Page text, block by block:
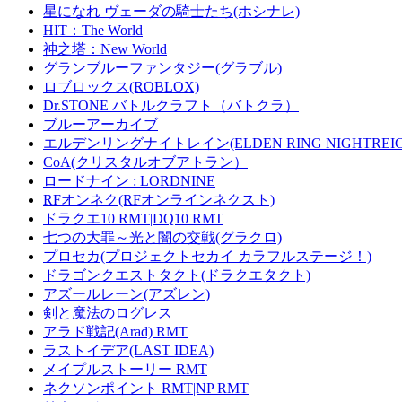
星になれ ヴェーダの騎士たち(ホシナレ)
HIT：The World
神之塔：New World
グランブルーファンタジー(グラブル)
ロブロックス(ROBLOX)
Dr.STONE バトルクラフト（バトクラ）
ブルーアーカイブ
エルデンリングナイトレイン(ELDEN RING
CoA(クリスタルオブアトラン）
ロードナイン : LORDNINE
RFオンネク(RFオンラインネクスト)
ドラクエ10 RMT|DQ10 RMT
七つの大罪～光と闇の交戦(グラクロ)
プロセカ(プロジェクトセカイ カラフルステージ！)
ドラゴンクエストタクト(ドラクエタクト)
アズールレーン(アズレン)
剣と魔法のログレス
アラド戦記(Arad) RMT
ラストイデア(LAST IDEA)
メイプルストーリー RMT
ネクソンポイント RMT|NP RMT